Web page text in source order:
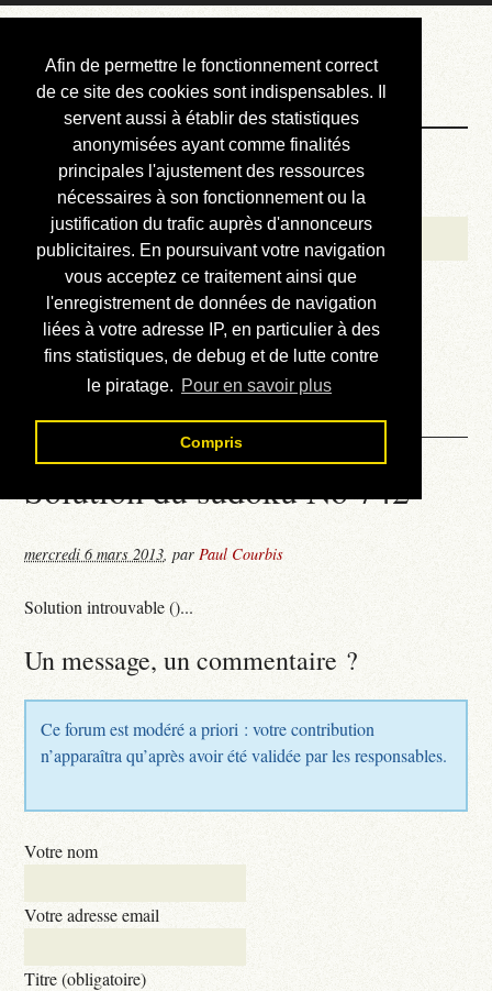
Afin de permettre le fonctionnement correct
de ce site des cookies sont indispensables. Il
servent aussi à établir des statistiques
anonymisées ayant comme finalités
principales l'ajustement des ressources
nécessaires à son fonctionnement ou la
justification du trafic auprès d'annonceurs
publicitaires. En poursuivant votre navigation
vous acceptez ce traitement ainsi que
l'enregistrement de données de navigation
liées à votre adresse IP, en particulier à des
fins statistiques, de debug et de lutte contre
le piratage. Pour en savoir plus
Compris
Courbis, « LE »
Blog Officiel
Bienvenue
Réalisations
Divers (et d’été)
Annonces
Liens externes
Téléchargement
Contact
Solution du sudoku No 742
mercredi 6 mars 2013,parPaul Courbis
Solution introuvable ()...
Un message, un commentaire ?
Ce forum est modéré a priori : votre contribution
n’apparaîtra qu’après avoir été validée par les responsables.
Votre nom
Votre adresse email
Titre (obligatoire)